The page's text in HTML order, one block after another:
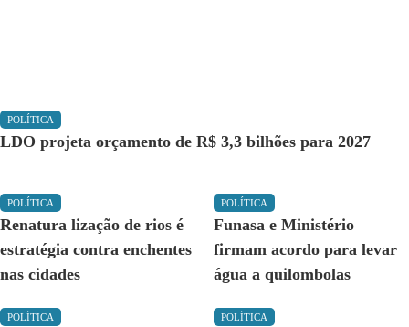
POLÍTICA
LDO projeta orçamento de R$ 3,3 bilhões para 2027
POLÍTICA
Renatura lização de rios é
estratégia contra enchentes
nas cidades
POLÍTICA
Funasa e Ministério
firmam acordo para levar
água a quilombolas
POLÍTICA POLÍTICA